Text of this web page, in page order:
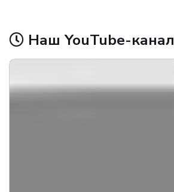
Наш YouTube-канал